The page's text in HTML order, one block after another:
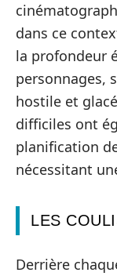
dans ce
la profondeur
personnages,
hostile et
difficiles ont
planification
nécessitant
LES
Derrière